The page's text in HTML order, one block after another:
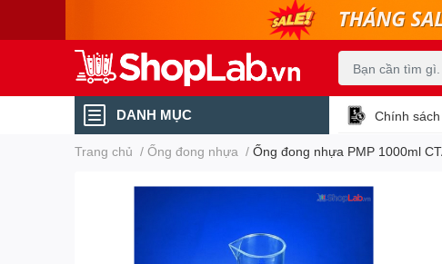
DANH MỤC Chính
Trang chủ / Ống đong nhựa / Ống đong nhựa PMP 1000ml